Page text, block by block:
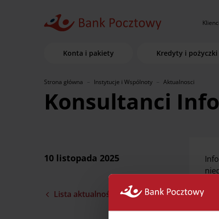
Konta i pakiety Kredyty i pożyczki
Strona główna Instytucje i Wspólnoty Aktualnosci
Konsultanci
10 listopada 2025
Lista aktualności